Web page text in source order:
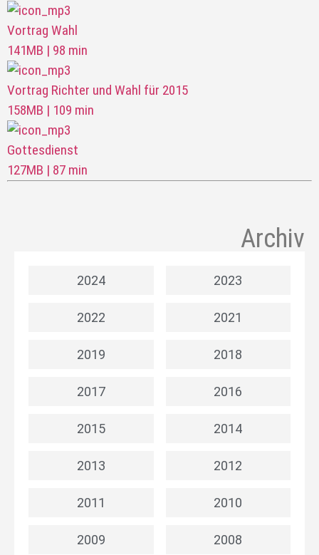
Vortrag Wahl
141MB | 98 min
Vortrag Richter und Wahl für 2015
158MB | 109 min
Gottesdienst
127MB | 87 min
Archiv
2024 2023
2022 2021
2019 2018
2017 2016
2015 2014
2013 2012
2011 2010
2009 2008